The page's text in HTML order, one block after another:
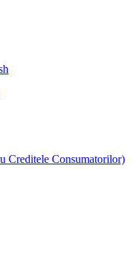
Creditele Consumatorilor)